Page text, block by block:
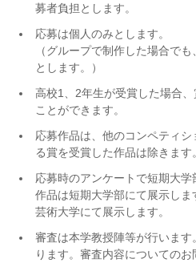
募者負担とします。
応募は個人のみとします。
（グループで制作した場合で
とします。）
高校1、2年生が受賞した場合
ことができます。
応募作品は、他のコンペティ
る賞を受賞した作品は除きます。
応募時のアンケートで短期大
作品は短期大学部にて展示し
芸術大学にて展示します。
審査は本学教授陣等が行いま
ります。審査内容についてのお